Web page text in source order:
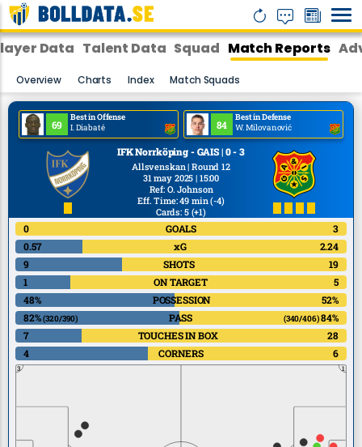
Data Talent Data Squad Match Reports
Overview Charts Index Match Squads
IFK Norrköping - GAIS | 0 - 3
Allsvenskan | Round 12
31 may 2025 | 15:00
Ref: O. Johnson
Eff. Time: 49 min(-4)
Cards: 5 (+1)
69
Best in Offense
I. Diabaté
84
Best in Defense
W. Milovanović
0 GOALS
3
0.57
xG
2.24
9
SHOTS
19
1
ON TARGET
5
48%
POSSESSION
52%
82%(320/390) PASS (340/406)84%
7
TOUCHES IN BOX
28
4
CORNERS 6
3 1